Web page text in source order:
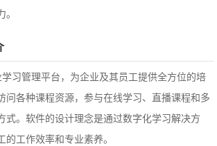
习管理平台，为企业及其员工提供全方位的培
问各种课程资源，参与在线学习、直播课程和多
式。软件的设计理念是通过数字化学习解决方
的工作效率和专业素养。